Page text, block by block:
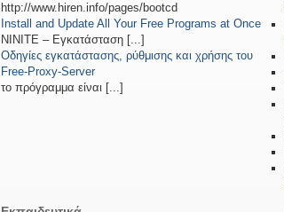
http://www.hiren.info/pages/bootcd
Install and Update All Your Free Programs at Once
ΝΙΝΙΤΕ – Εγκατάσταση [...]
Οδηγίες εγκατάστασης, ρύθμισης και χρήσης του
Free-Proxy-Server
το πρόγραμμα είναι [...]